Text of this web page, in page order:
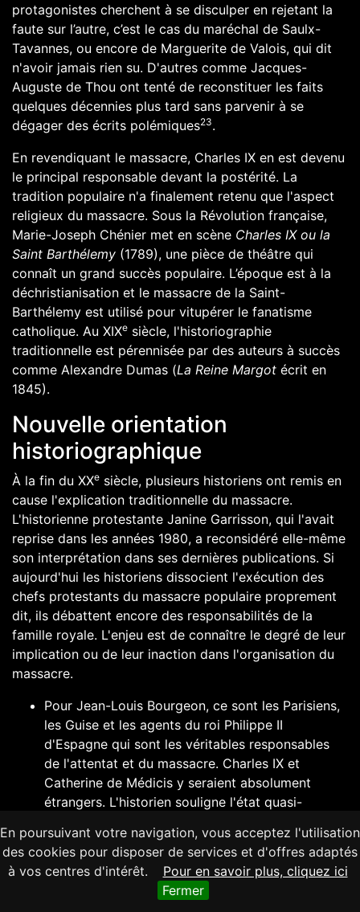
En poursuivant votre navigation, vous acceptez l'utilisation
des cookies pour disposer de services et d'offres adaptés
à vos centres d'intérêt.
Pour en savoir plus, cliquez ici
Fermer
protagonistes cherchent à se disculper en rejetant la
faute sur l’autre, c’est le cas du maréchal de Saulx-
Tavannes, ou encore de Marguerite de Valois, qui dit
n'avoir jamais rien su. D'autres comme Jacques-
Auguste de Thou ont tenté de reconstituer les faits
quelques décennies plus tard sans parvenir à se
dégager des écrits polémiques23.
En revendiquant le massacre, Charles IX en est devenu
le principal responsable devant la postérité. La
tradition populaire n'a finalement retenu que l'aspect
religieux du massacre. Sous la Révolution française,
Marie-Joseph Chénier met en scène Charles IX ou la
Saint Barthélemy (1789), une pièce de théâtre qui
connaît un grand succès populaire. L’époque est à la
déchristianisation et le massacre de la Saint-
Barthélemy est utilisé pour vitupérer le fanatisme
catholique. Au XIXe siècle, l'historiographie
traditionnelle est pérennisée par des auteurs à succès
comme Alexandre Dumas (La Reine Margot écrit en
1845).
Nouvelle orientation
historiographique
À la fin du XXe siècle, plusieurs historiens ont remis en
cause l'explication traditionnelle du massacre.
L'historienne protestante Janine Garrisson, qui l'avait
reprise dans les années 1980, a reconsidéré elle-même
son interprétation dans ses dernières publications. Si
aujourd'hui les historiens dissocient l'exécution des
chefs protestants du massacre populaire proprement
dit, ils débattent encore des responsabilités de la
famille royale. L'enjeu est de connaître le degré de leur
implication ou de leur inaction dans l'organisation du
massacre.
Pour Jean-Louis Bourgeon, ce sont les Parisiens,
les Guise et les agents du roi Philippe II
d'Espagne qui sont les véritables responsables
de l'attentat et du massacre. Charles IX et
Catherine de Médicis y seraient absolument
étrangers. L'historien souligne l'état quasi-
En décembre 1571, plusieurs maisons
protestantes avaient déjà été pillées. Les Guise,
très populaires à Paris, ont profité de cette
situation pour faire pression sur le roi et la reine